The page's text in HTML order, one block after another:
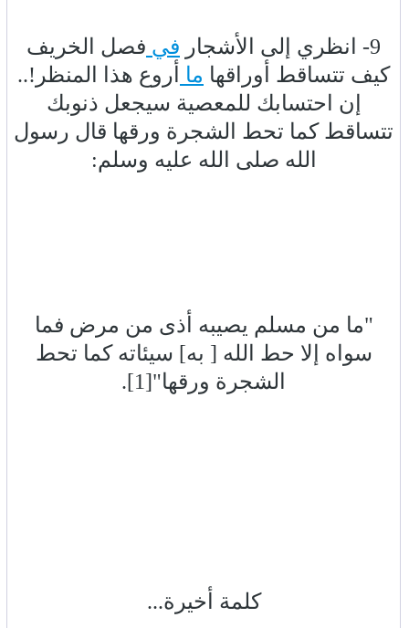
9- انظري إلى الأشجار في فصل الخريف
كيف تتساقط أوراقها ما
أروع هذا المنظر!..
إن احتسابك للمعصية سيجعل ذنوبك
تتساقط كما تحط الشجرة ورقها قال رسول
الله صلى الله عليه وسلم:
"ما من مسلم يصيبه أذى من مرض فما
سواه إلا حط الله [ به] سيئاته كما تحط
الشجرة ورقها"[1].
كلمة أخيرة...